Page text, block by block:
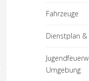
Fahrzeuge
Dienstplan &
Umgebung